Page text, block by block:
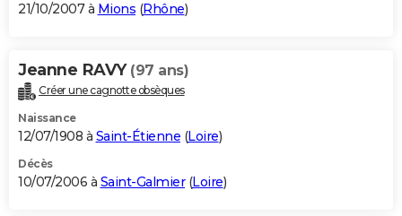
21/10/2007 à Mions (Rhône)
Jeanne RAVY (97 ans)
Créer une cagnotte obsèques
Naissance
12/07/1908 à Saint-Étienne (Loire)
Décès
10/07/2006 à Saint-Galmier(Loire)